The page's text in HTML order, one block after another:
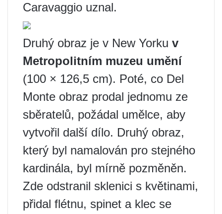
Caravaggio uznal.
Druhý obraz je v New Yorku v
Metropolitním muzeu umění
(100 × 126,5 cm). Poté, co Del
Monte obraz prodal jednomu ze
sběratelů, požádal umělce, aby
vytvořil další dílo. Druhý obraz,
který byl namalován pro stejného
kardinála, byl mírně pozměněn.
Zde odstranil sklenici s květinami,
přidal flétnu, spinet a klec se